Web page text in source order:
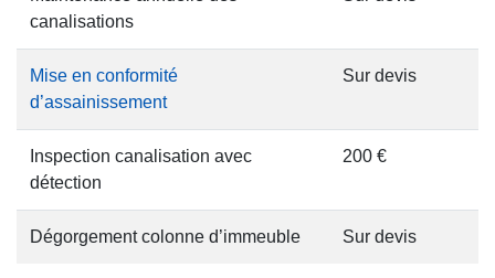
canalisations
Mise en conformité
d’assainissement
Sur devis
Inspection canalisation avec
détection
200 €
Dégorgement colonne d’immeuble Sur devis